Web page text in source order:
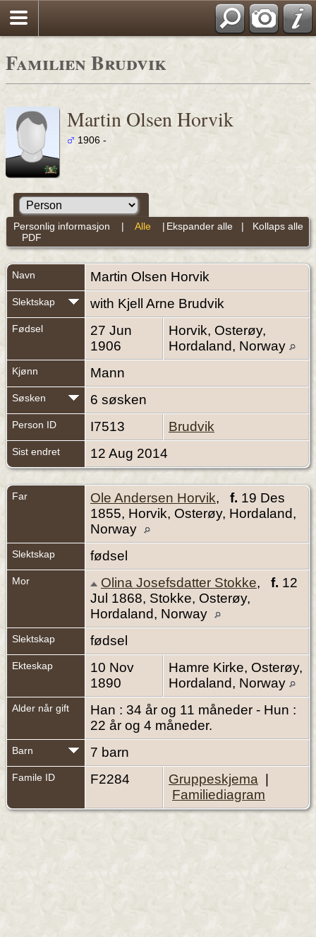
Familien Brudvik
Martin Olsen Horvik
1906 -
Ekspander alle | Kollaps alle
Personlig informasjon | Alle |
PDF
Navn Martin Olsen Horvik
Slektskap with Kjell Arne Brudvik
Fødsel
27 Jun
1906
Horvik, Osterøy,
Hordaland, Norway
Kjønn Mann
Søsken 6 søsken
Person ID I7513 Brudvik
Sist endret 12 Aug 2014
Far Ole Andersen Horvik, f. 19 Des
1855, Horvik, Osterøy, Hordaland,
Norway
Slektskap fødsel
Mor Olina Josefsdatter Stokke, f. 12
Jul 1868, Stokke, Osterøy,
Hordaland, Norway
Slektskap fødsel
Ekteskap
10 Nov
1890
Hamre Kirke, Osterøy,
Hordaland, Norway
Alder når gift
Han : 34 år og 11 måneder - Hun :
22 år og 4 måneder.
Barn 7 barn
Famile ID F2284 Gruppeskjema
Familiediagram